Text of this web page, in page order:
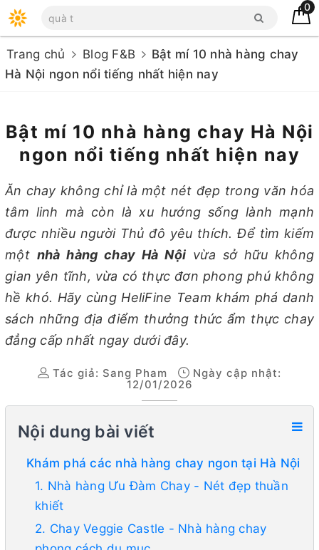
0
Trang chủ Blog F&B
Bật mí 10 nhà hàng chay
Hà Nội ngon nổi tiếng nhất hiện nay
Bật mí 10 nhà hàng chay Hà Nội
ngon nổi tiếng nhất hiện nay
Ăn chay không chỉ là một nét đẹp trong văn hóa
tâm linh mà còn là xu hướng sống lành mạnh
được nhiều người Thủ đô yêu thích. Để tìm kiếm
một nhà hàng chay Hà Nội vừa sở hữu không
gian yên tĩnh, vừa có thực đơn phong phú không
hề khó. Hãy cùng HeliFine Team khám phá danh
sách những địa điểm thưởng thức ẩm thực chay
đẳng cấp nhất ngay dưới đây.
Tác giả: Sang Pham
Ngày cập nhật:
12/01/2026
Nội dung bài viết
Khám phá các nhà hàng chay ngon tại Hà Nội
1. Nhà hàng Ưu Đàm Chay - Nét đẹp thuần
khiết
2. Chay Veggie Castle - Nhà hàng chay